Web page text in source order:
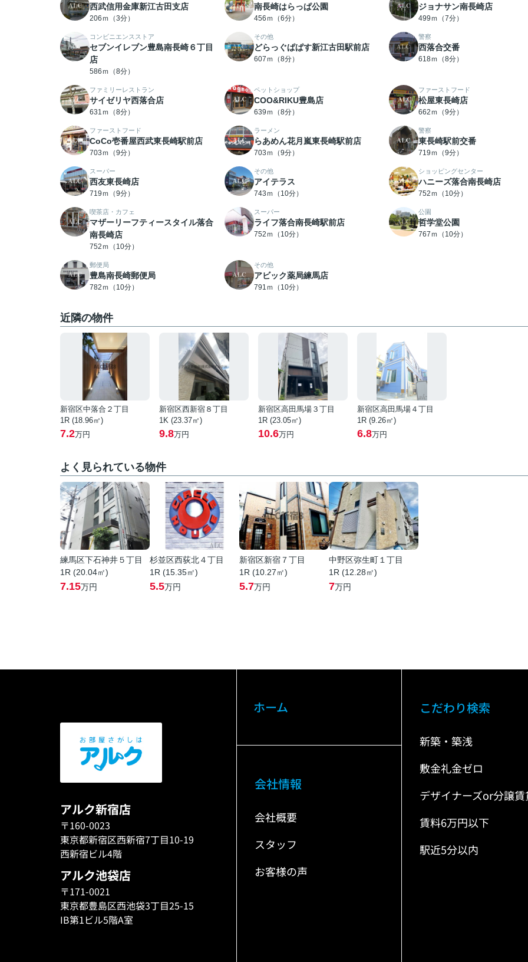
西武信用金庫新江古田支店
206ｍ（3分）
南長崎はらっぱ公園
456ｍ（6分）
ジョナサン南長崎店
499ｍ（7分）
コンビニエンスストア
セブンイレブン豊島南長崎６丁目
店
586ｍ（8分）
その他
どらっぐぱぱす新江古田駅前店
607ｍ（8分）
警察
西落合交番
618ｍ（8分）
ファミリーレストラン
サイゼリヤ西落合店
631ｍ（8分）
ペットショップ
COO&RIKU豊島店
639ｍ（8分）
ファーストフード
松屋東長崎店
662ｍ（9分）
ファーストフード
CoCo壱番屋西武東長崎駅前店
703ｍ（9分）
ラーメン
らあめん花月嵐東長崎駅前店
703ｍ（9分）
警察
東長崎駅前交番
719ｍ（9分）
スーパー
西友東長崎店
719ｍ（9分）
その他
アイテラス
743ｍ（10分）
ショッピングセンター
ハニーズ落合南長崎店
752ｍ（10分）
喫茶店・カフェ
マザーリーフティースタイル落合
南長崎店
752ｍ（10分）
スーパー
ライフ落合南長崎駅前店
752ｍ（10分）
公園
哲学堂公園
767ｍ（10分）
郵便局
豊島南長崎郵便局
782ｍ（10分）
その他
アビック薬局練馬店
791ｍ（10分）
近隣の物件
新宿区中落合２丁目
1R (18.96㎡)
7.2万円
新宿区西新宿８丁目
1K (23.37㎡)
9.8万円
新宿区高田馬場３丁目
1R (23.05㎡)
10.6万円
新宿区高田馬場４丁目
1R (9.26㎡)
6.8万円
よく見られている物件
練馬区下石神井５丁目
1R (20.04㎡)
7.15万円
杉並区西荻北４丁目
1R (15.35㎡)
5.5万円
新宿区新宿７丁目
1R (10.27㎡)
5.7万円
中野区弥生町１丁目
1R (12.28㎡)
7万円
アルク新宿店
〒160-0023
東京都新宿区西新宿7丁目10-19
西新宿ビル4階
アルク池袋店
〒171-0021
東京都豊島区西池袋3丁目25-15
IB第1ビル5階A室
ホーム
会社情報
会社概要
スタッフ
お客様の声
こだわり検索
新築・築浅
敷金礼金ゼロ
デザイナーズor分譲賃
賃料6万円以下
駅近5分以内